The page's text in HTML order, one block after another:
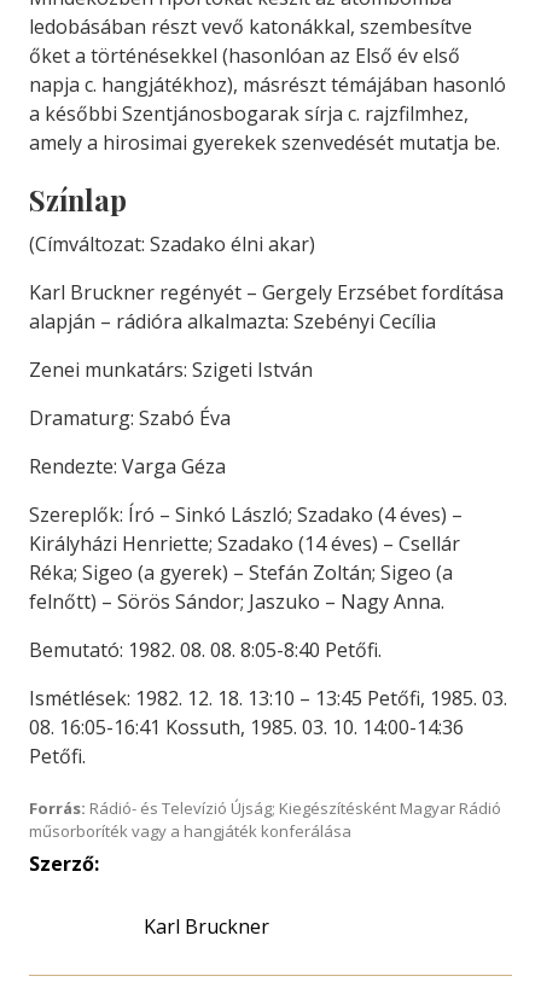
ledobásában részt vevő katonákkal, szembesítve
őket a történésekkel (hasonlóan az Első év első
napja c. hangjátékhoz), másrészt témájában hasonló
a későbbi Szentjánosbogarak sírja c. rajzfilmhez,
amely a hirosimai gyerekek szenvedését mutatja be.
Színlap
(Címváltozat: Szadako élni akar)
Karl Bruckner regényét – Gergely Erzsébet fordítása
alapján – rádióra alkalmazta: Szebényi Cecília
Zenei munkatárs: Szigeti István
Dramaturg: Szabó Éva
Rendezte: Varga Géza
Szereplők: Író – Sinkó László; Szadako (4 éves) –
Királyházi Henriette; Szadako (14 éves) – Csellár
Réka; Sigeo (a gyerek) – Stefán Zoltán; Sigeo (a
felnőtt) – Sörös Sándor; Jaszuko – Nagy Anna.
Bemutató: 1982. 08. 08. 8:05-8:40 Petőfi.
Ismétlések: 1982. 12. 18. 13:10 – 13:45 Petőfi, 1985. 03.
08. 16:05-16:41 Kossuth, 1985. 03. 10. 14:00-14:36
Petőfi.
Forrás: Rádió- és Televízió Újság; Kiegészítésként Magyar Rádió
műsorboríték vagy a hangjáték konferálása
Szerző:
Karl Bruckner